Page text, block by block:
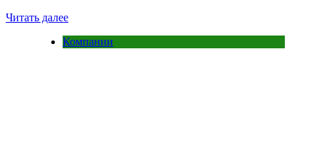
Читать далее
Компании